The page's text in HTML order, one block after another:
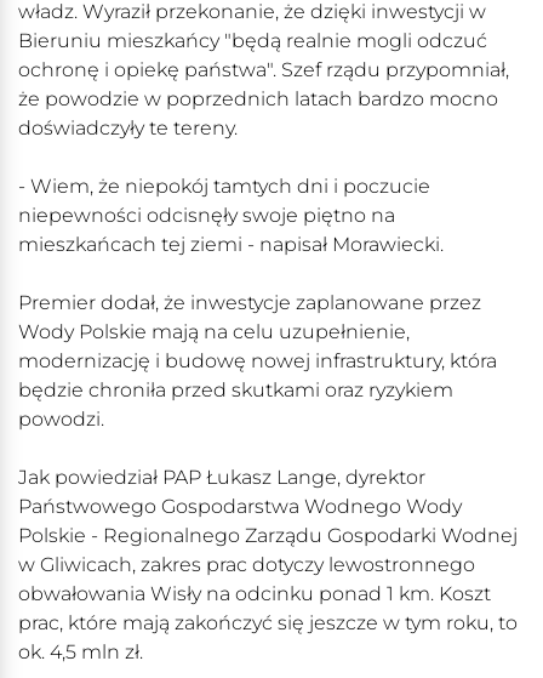
władz. Wyraził przekonanie, że dzięki inwestycji w
Bieruniu mieszkańcy "będą realnie mogli odczuć
ochronę i opiekę państwa". Szef rządu przypomniał,
że powodzie w poprzednich latach bardzo mocno
doświadczyły te tereny.
- Wiem, że niepokój tamtych dni i poczucie
niepewności odcisnęły swoje piętno na
mieszkańcach tej ziemi - napisał Morawiecki.
Premier dodał, że inwestycje zaplanowane przez
Wody Polskie mają na celu uzupełnienie,
modernizację i budowę nowej infrastruktury, która
będzie chroniła przed skutkami oraz ryzykiem
powodzi.
Jak powiedział PAP Łukasz Lange, dyrektor
Państwowego Gospodarstwa Wodnego Wody
Polskie - Regionalnego Zarządu Gospodarki Wodnej
w Gliwicach, zakres prac dotyczy lewostronnego
obwałowania Wisły na odcinku ponad 1 km. Koszt
prac, które mają zakończyć się jeszcze w tym roku, to
ok. 4,5 mln zł.